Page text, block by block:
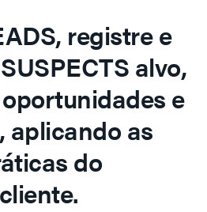
registre e
alvo,
e
aplicando as
do